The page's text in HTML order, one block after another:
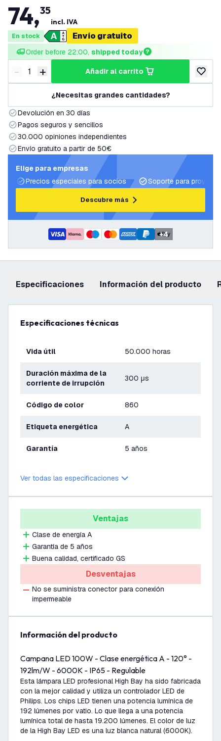
74,35
incl. IVA
En stock Envío gratuito
Order before 22:00, shipped today
Disminuir cantidad
- Aumentar cantidad
+ añadir al carrito
añadir
¿Necesitas grandes cantidades?
Devolución en 30 días
Pagos seguros y sencillos
30.000 opiniones independientes
Envío gratuito a partir de 50€
Elige para empresas
Precios especiales para socios
Soporte para
Descubre más
+4
Especificaciones información del producto
Especificaciones técnicas
Vida útil 50.000 horas
Duración máxima de la
corriente de irrupción
300 μs
Código de color 860
Etiqueta energética A
Garantía 5 años
Ver todas las especificaciones
Ventajas
Clase de energía A
Garantía de 5 años
Buena calidad, certificado GS
Desventajas
No se suministra conector para conexión
impermeable
información del producto
Campana LED 100W - Clase energética A - 120° -
192lm/W - 6000K - IP65 - Regulable
Esta lámpara LED profesional High Bay ha sido fabricada
con la mejor calidad y utiliza un controlador LED de
Philips. Los chips LED tienen una potencia lumínica de
192 lúmenes por vatio. Lo que llega a una potencia
lumínica total de hasta 19.200 lúmenes. El color de luz
de la High Bay LED es una luz blanca natural (6000K).